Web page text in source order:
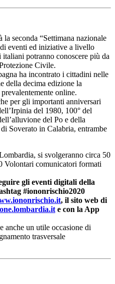
la seconda “Settimana nazionale
eventi ed iniziative a livello
potranno conoscere più da
Civile.
ha incontrato i cittadini nelle
della decima edizione la
online.
per gli importanti anniversari
del 1980, 100° del
del Po e della
Soverato in Calabria, entrambe
si svolgeranno circa 50
Volontari comunicatori formati
gli eventi digitali della
#iononrischio2020
, il sito web di
e con la App
anche un utile occasione di
trasversale